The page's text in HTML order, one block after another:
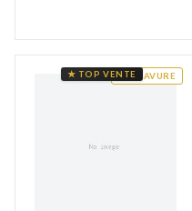
GRAVURE
★ TOP VENTE